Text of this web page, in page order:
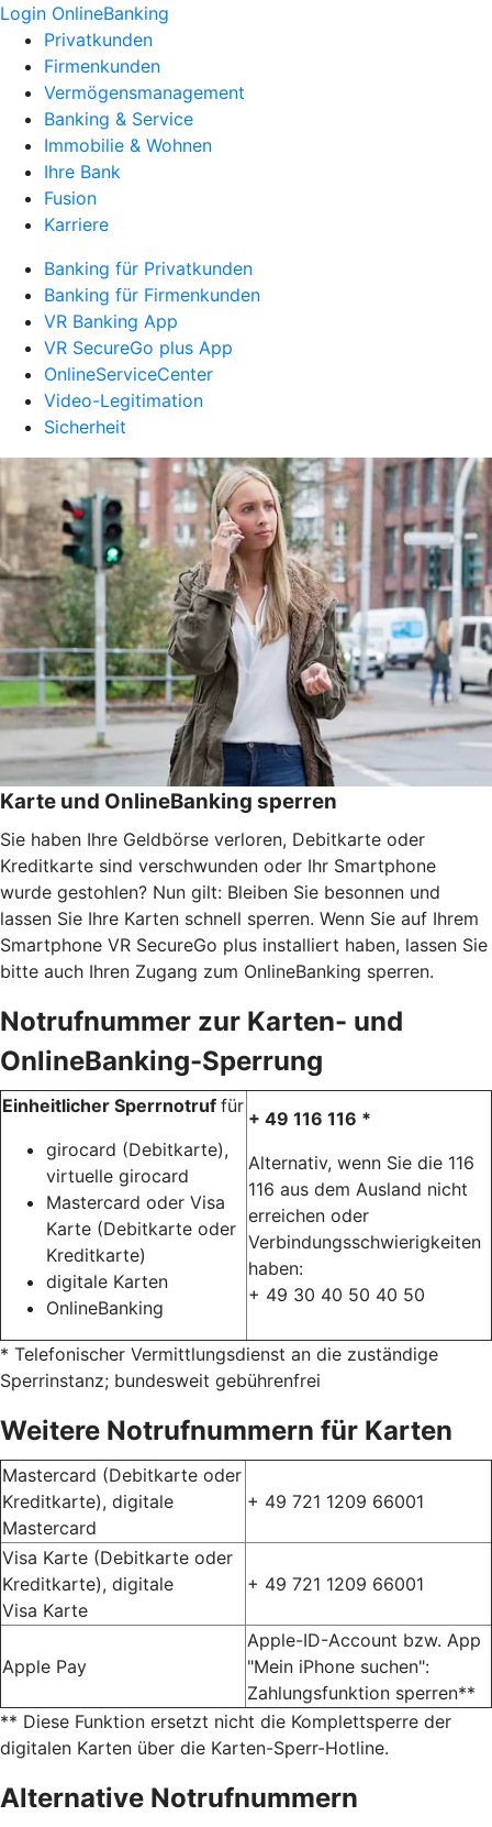
Login OnlineBanking
Privatkunden
Firmenkunden
Vermögensmanagement
Banking & Service
Immobilie & Wohnen
Ihre Bank
Fusion
Karriere
Banking für Privatkunden
Banking für Firmenkunden
VR Banking App
VR SecureGo plus App
OnlineServiceCenter
Video-Legitimation
Sicherheit
Karte und OnlineBanking sperren
Sie haben Ihre Geldbörse verloren, Debitkarte oder
Kreditkarte sind verschwunden oder Ihr Smartphone
wurde gestohlen? Nun gilt: Bleiben Sie besonnen und
lassen Sie Ihre Karten schnell sperren. Wenn Sie auf Ihrem
Smartphone VR SecureGo plus installiert haben, lassen Sie
bitte auch Ihren Zugang zum OnlineBanking sperren.
Notrufnummer zur Karten- und
OnlineBanking-Sperrung
Einheitlicher Sperrnotruf für
girocard (Debitkarte),
virtuelle girocard
Mastercard oder Visa
Karte (Debitkarte oder
Kreditkarte)
digitale Karten
OnlineBanking
+ 49 116 116 *
Alternativ, wenn Sie die 116
116 aus dem Ausland nicht
erreichen oder
Verbindungsschwierigkeiten
haben:
+ 49 30 40 50 40 50
* Telefonischer Vermittlungsdienst an die zuständige
Sperrinstanz; bundesweit gebührenfrei
Weitere Notrufnummern für Karten
Mastercard (Debitkarte oder
Kreditkarte), digitale
Mastercard
+ 49 721 1209 66001
Visa Karte (Debitkarte oder
Kreditkarte), digitale
Visa Karte
+ 49 721 1209 66001
Apple Pay
Apple-ID-Account bzw. App
"Mein iPhone suchen":
Zahlungsfunktion sperren**
** Diese Funktion ersetzt nicht die Komplettsperre der
digitalen Karten über die Karten-Sperr-Hotline.
Alternative Notrufnummern